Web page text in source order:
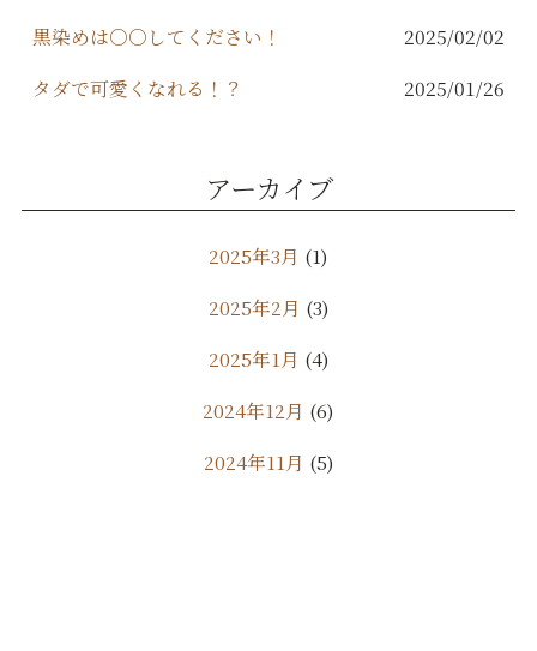
黒染めは○○してください！
2025/02/02
タダで可愛くなれる！？
2025/01/26
アーカイブ
2025年3月 (1)
2025年2月 (3)
2025年1月 (4)
2024年12月 (6)
2024年11月 (5)